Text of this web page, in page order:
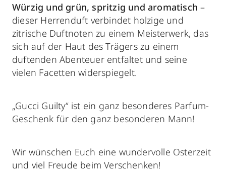
Würzig und grün, spritzig und aromatisch –
dieser Herrenduft verbindet holzige und
zitrische Duftnoten zu einem Meisterwerk, das
sich auf der Haut des Trägers zu einem
duftenden Abenteuer entfaltet und seine
vielen Facetten widerspiegelt.
„Gucci Guilty“ ist ein ganz besonderes Parfum-
Geschenk für den ganz besonderen Mann!
Wir wünschen Euch eine wundervolle Osterzeit
und viel Freude beim Verschenken!